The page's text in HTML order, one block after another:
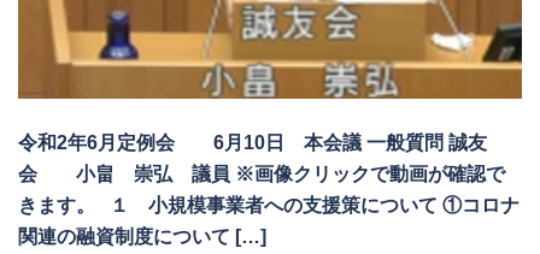
令和2年6月定例会 6月10日 本会議 一般質問 誠友
会 小畠 崇弘 議員 ※画像クリックで動画が確認で
きます。 １ 小規模事業者への支援策について ①コロナ
関連の融資制度について […]